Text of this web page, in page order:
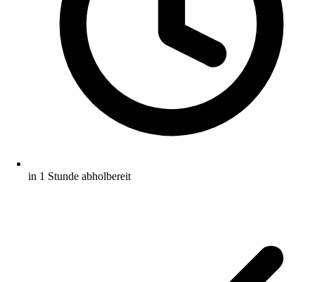
in 1 Stunde abholbereit